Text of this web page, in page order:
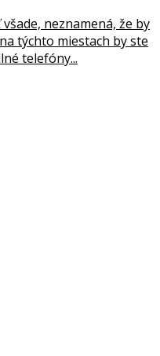
neznamená, že by
týchto miestach by ste
telefóny...